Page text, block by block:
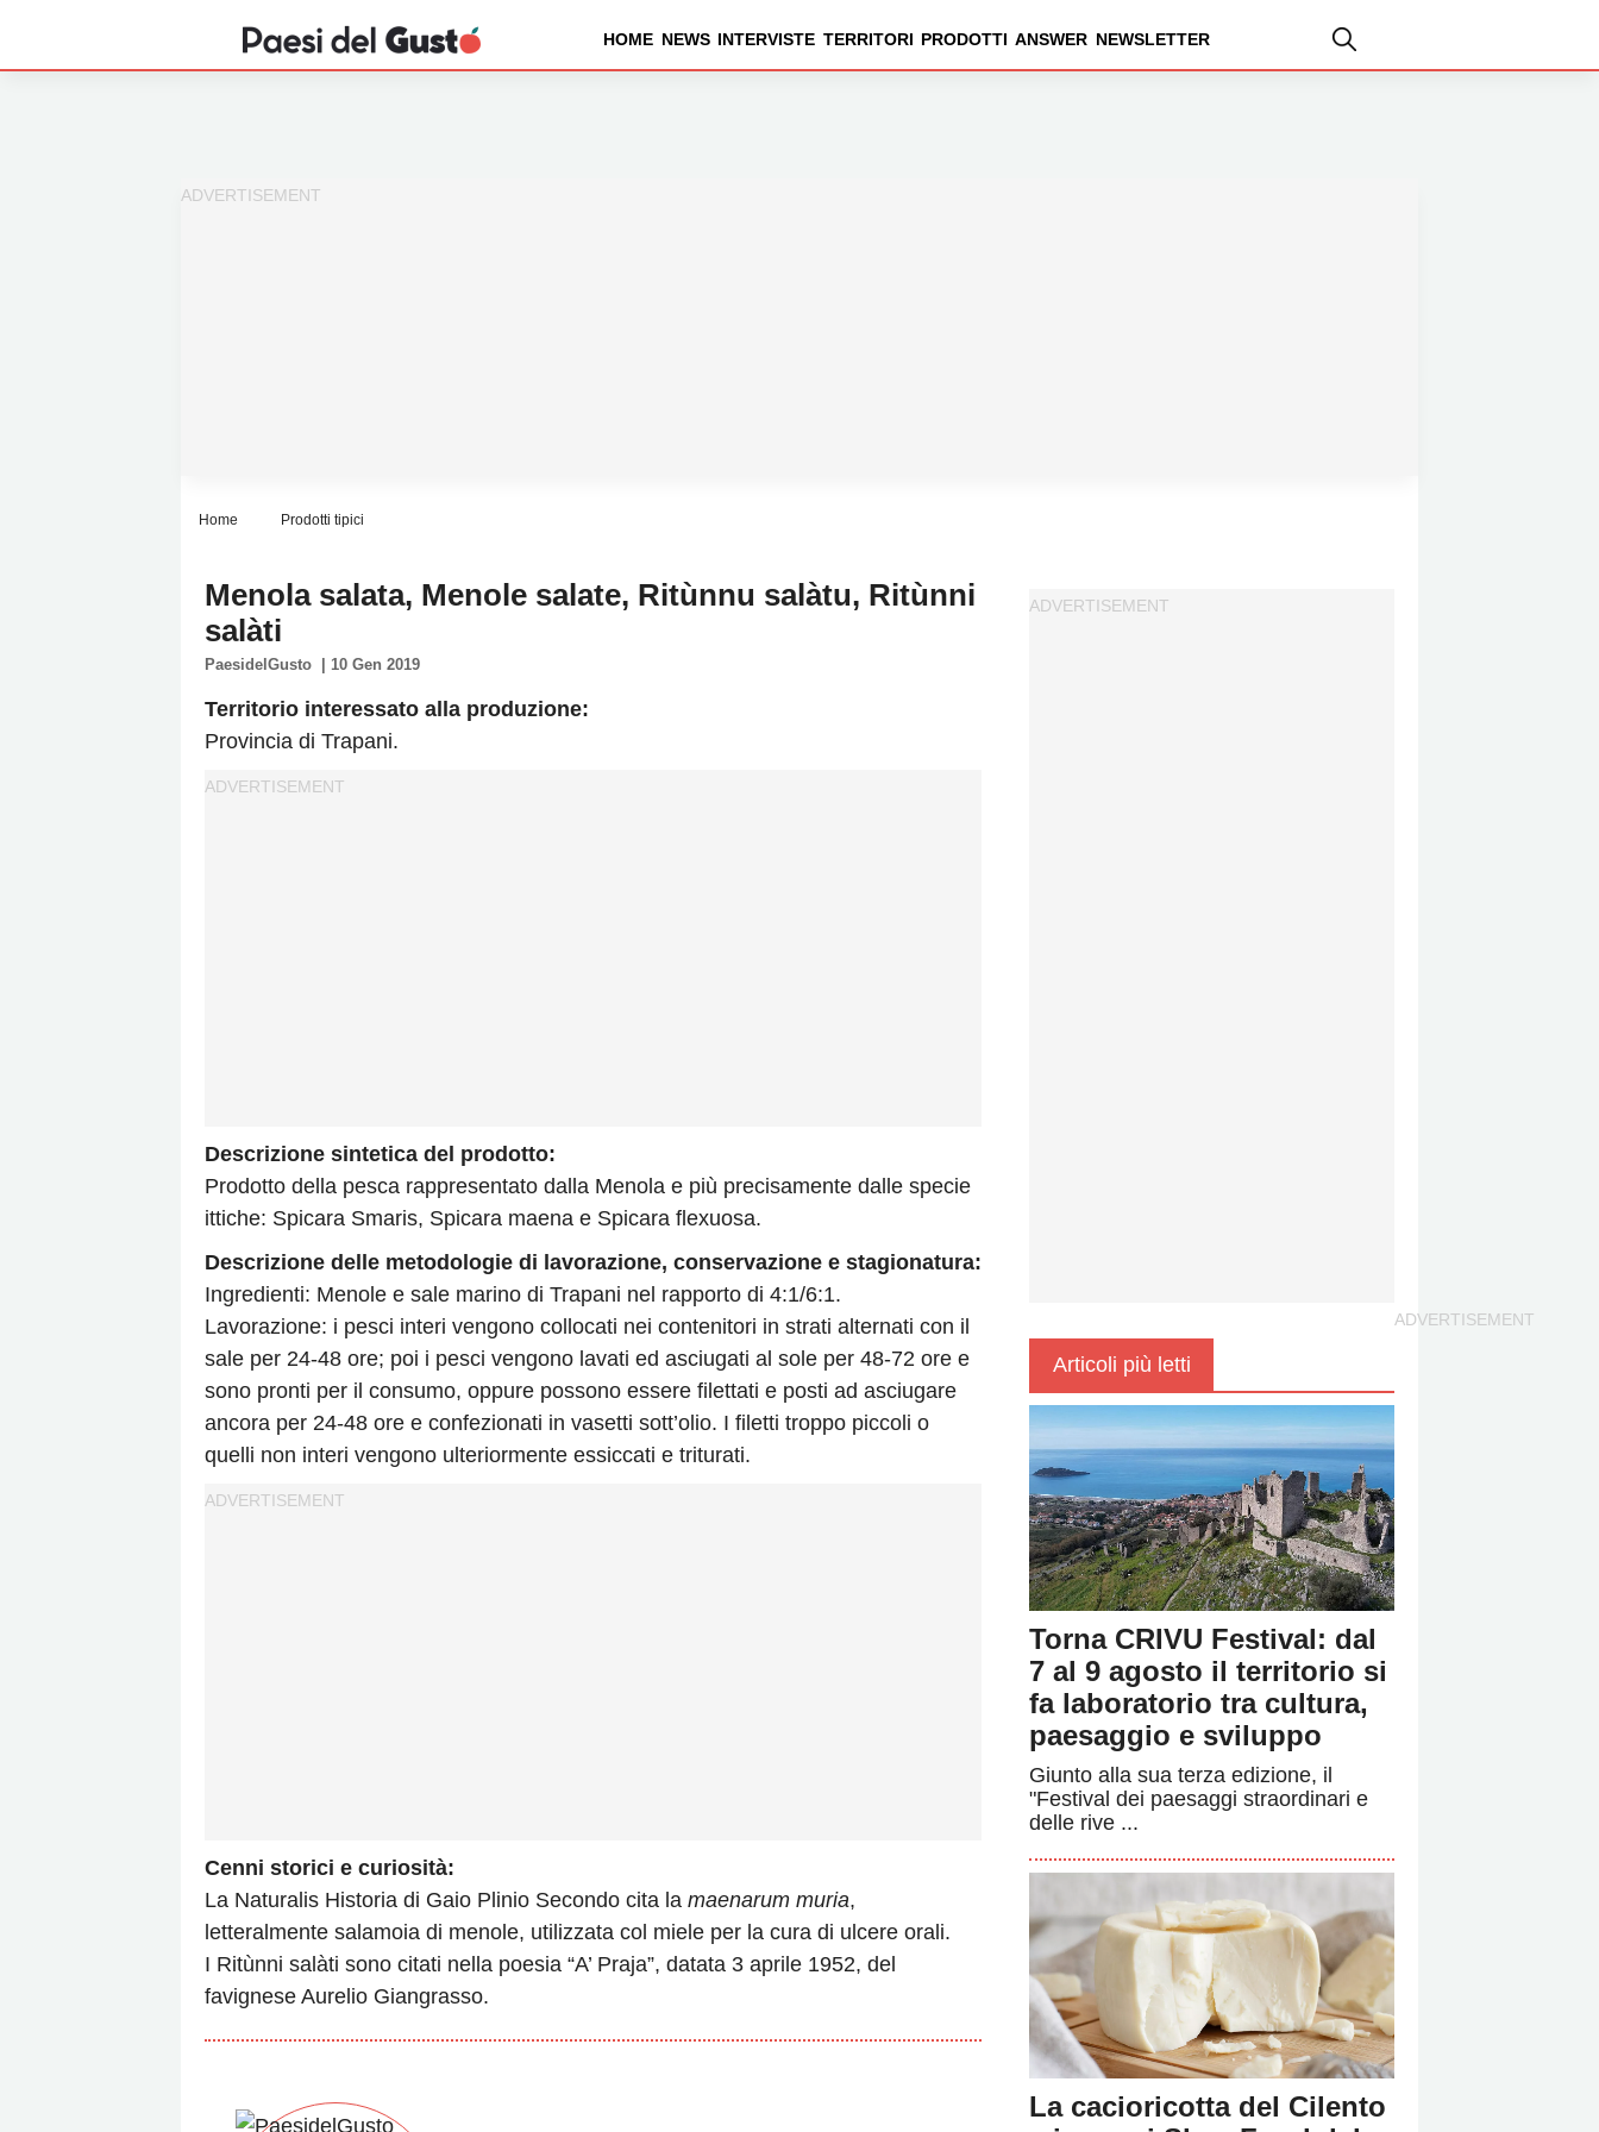
HOME NEWS INTERVISTE TERRITORI PRODOTTI ANSWER NEWSLETTER
Home Prodotti tipici
Menola salata, Menole salate, Ritùnnu salàtu, Ritùnni
salàti
PaesidelGusto 10 Gen 2019
Territorio interessato alla produzione:
Provincia di Trapani.
Descrizione sintetica del prodotto:
Prodotto della pesca rappresentato dalla Menola e più precisamente dalle specie
ittiche: Spicara Smaris, Spicara maena e Spicara flexuosa.
Descrizione delle metodologie di lavorazione, conservazione e stagionatura:
Ingredienti: Menole e sale marino di Trapani nel rapporto di 4:1/6:1.
Lavorazione: i pesci interi vengono collocati nei contenitori in strati alternati con il
sale per 24-48 ore; poi i pesci vengono lavati ed asciugati al sole per 48-72 ore e
sono pronti per il consumo, oppure possono essere filettati e posti ad asciugare
ancora per 24-48 ore e confezionati in vasetti sott’olio. I filetti troppo piccoli o
quelli non interi vengono ulteriormente essiccati e triturati.
Cenni storici e curiosità:
La Naturalis Historia di Gaio Plinio Secondo cita la maenarum muria,
letteralmente salamoia di menole, utilizzata col miele per la cura di ulcere orali.
I Ritùnni salàti sono citati nella poesia “A’ Praja”, datata 3 aprile 1952, del
favignese Aurelio Giangrasso.
Articoli più letti
Torna CRIVU Festival: dal
7 al 9 agosto il territorio si
fa laboratorio tra cultura,
paesaggio e sviluppo
Giunto alla sua terza edizione, il
"Festival dei paesaggi straordinari e
delle rive ...
La cacioricotta del Cilento